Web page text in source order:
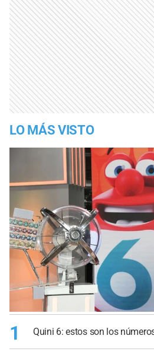
LO MÁS VISTO
1 Quini 6: estos son los